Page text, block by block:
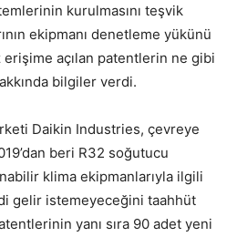
kurulmasını teşvik
ekipmanı denetleme yükünü
erişime açılan patentlerin ne gibi
bilgiler verdi.
Daikin Industries, çevreye
beri R32 soğutucu
klima ekipmanlarıyla ilgili
gelir istemeyeceğini taahhüt
yanı sıra 90 adet yeni